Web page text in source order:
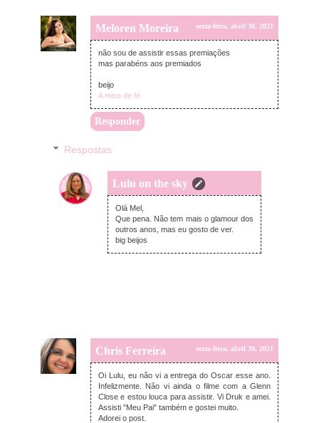
Meloren Moreira sexta-feira, abril 30, 2021
não sou de assistir essas premiações
mas parabéns aos premiados
beijo
A mina de fé
Responder
Respostas
Lulu on the sky
terça-feira, maio 04, 2021
Olá Mel,
Que pena. Não tem mais o glamour dos
outros anos, mas eu gosto de ver.
big beijos
Chris Ferreira sexta-feira, abril 30, 2021
Oi Lulu, eu não vi a entrega do Oscar esse ano.
Infelizmente. Não vi ainda o filme com a Glenn
Close e estou louca para assistir. Vi Druk e amei.
Assisti "Meu Pai" também e gostei muito.
Adorei o post.